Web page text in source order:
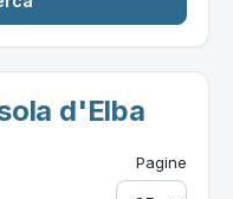
d'Elba
Pagine